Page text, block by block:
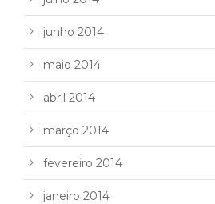
junho 2014
maio 2014
abril 2014
março 2014
fevereiro 2014
janeiro 2014